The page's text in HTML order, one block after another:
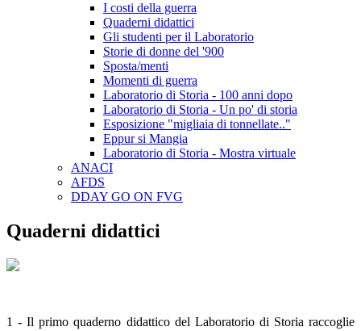
I costi della guerra
Quaderni didattici
Gli studenti per il Laboratorio
Storie di donne del '900
Sposta/menti
Momenti di guerra
Laboratorio di Storia - 100 anni dopo
Laboratorio di Storia - Un po' di storia
Esposizione "migliaia di tonnellate.."
Eppur si Mangia
Laboratorio di Storia - Mostra virtuale
ANACI
AFDS
DDAY GO ON FVG
Quaderni didattici
1 -Il primo quaderno didattico del Laboratorio di Storia raccoglie